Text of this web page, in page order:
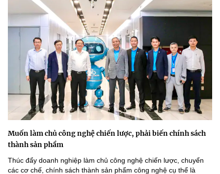
Muốn làm chủ công nghệ chiến lược, phải biến chính sách
thành sản phẩm
Thúc đẩy doanh nghiệp làm chủ công nghệ chiến lược, chuyển
các cơ chế, chính sách thành sản phẩm công nghệ cụ thể là